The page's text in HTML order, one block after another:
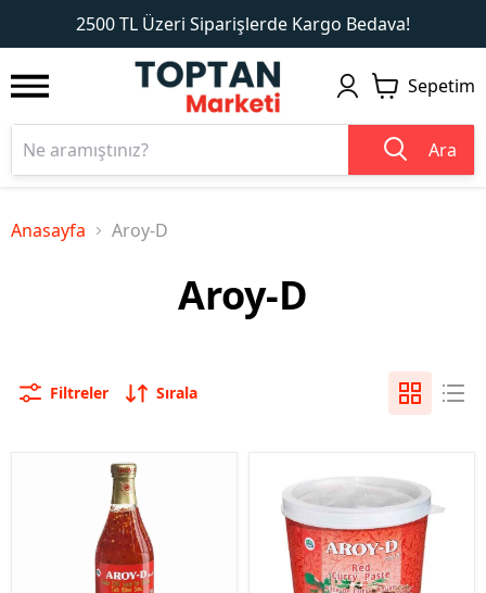
2500 TL Üzeri Siparişlerde Kargo Bedava!
1
Sepetim
Ara
Anasayfa Aroy-D
Aroy-D
Filtreler Sırala